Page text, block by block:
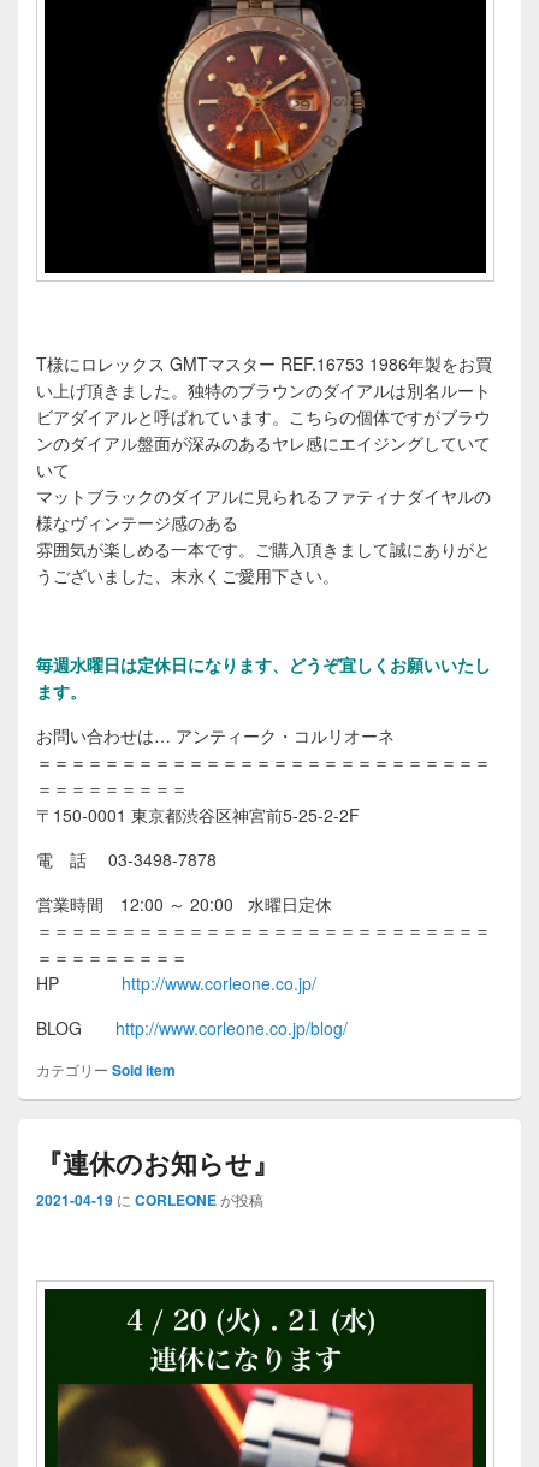
T様にロレックス GMTマスター REF.16753 1986年製をお買
い上げ頂きました。独特のブラウンのダイアルは別名ルート
ビアダイアルと呼ばれています。こちらの個体ですがブラウ
ンのダイアル盤面が深みのあるヤレ感にエイジングしていて
いて
マットブラックのダイアルに見られるファティナダイヤルの
様なヴィンテージ感のある
雰囲気が楽しめる一本です。ご購入頂きまして誠にありがと
うございました、末永くご愛用下さい。
毎週水曜日は定休日になります、どうぞ宜しくお願いいたし
ます。
お問い合わせは… アンティーク・コルリオーネ
＝＝＝＝＝＝＝＝＝＝＝＝＝＝＝＝＝＝＝＝＝＝＝＝＝＝＝
＝＝＝＝＝＝＝＝＝
〒150-0001 東京都渋谷区神宮前5-25-2-2F
電 話 03-3498-7878
営業時間 12:00 ～ 20:00 水曜日定休
＝＝＝＝＝＝＝＝＝＝＝＝＝＝＝＝＝＝＝＝＝＝＝＝＝＝＝
＝＝＝＝＝＝＝＝＝
HP
http://www.corleone.co.jp/
BLOG http://www.corleone.co.jp/blog/
カテゴリー Sold item
『連休のお知らせ』
2021-04-19 に CORLEONEが投稿